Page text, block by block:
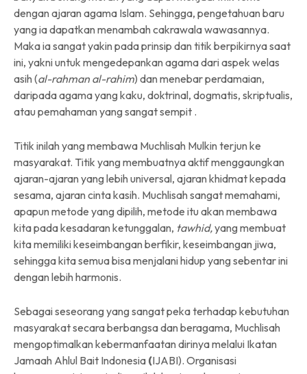
dengan ajaran agama Islam. Sehingga, pengetahuan baru
yang ia dapatkan menambah cakrawala wawasannya.
Maka ia sangat yakin pada prinsip dan titik berpikirnya saat
ini, yakni untuk mengedepankan agama dari aspek welas
asih (al-rahman al-rahim) dan menebar perdamaian,
daripada agama yang kaku, doktrinal, dogmatis, skriptualis,
atau pemahaman yang sangat sempit .
Titik inilah yang membawa Muchlisah Mulkin terjun ke
masyarakat. Titik yang membuatnya aktif menggaungkan
ajaran-ajaran yang lebih universal, ajaran khidmat kepada
sesama, ajaran cinta kasih. Muchlisah sangat memahami,
apapun metode yang dipilih, metode itu akan membawa
kita pada kesadaran ketunggalan, tawhid,yang membuat
kita memiliki keseimbangan berfikir, keseimbangan jiwa,
sehingga kita semua bisa menjalani hidup yang sebentar ini
dengan lebih harmonis.
Sebagai seseorang yang sangat peka terhadap kebutuhan
masyarakat secara berbangsa dan beragama, Muchlisah
mengoptimalkan kebermanfaatan dirinya melalui Ikatan
Jamaah Ahlul Bait Indonesia (IJABI). Organisasi